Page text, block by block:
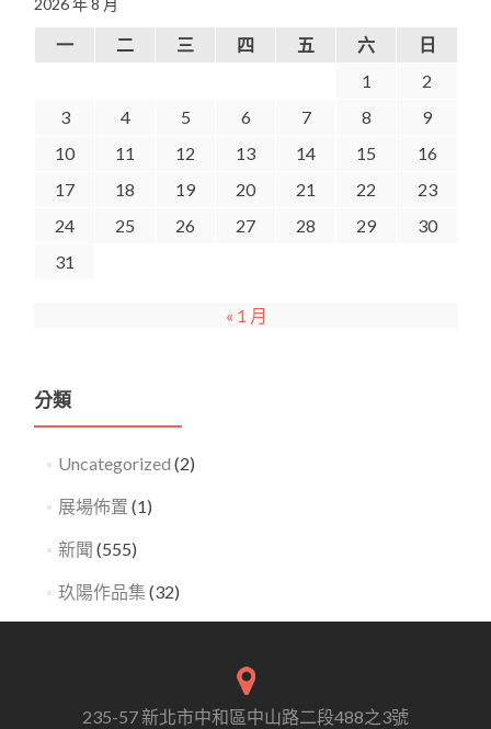
2026 年 8 月
一 二 三 四 五 六
日
1
2
3
4 5 6 7 8
9
10
11 12 13 14 15
16
17
18 19 20 21 22
23
24
25 26 27 28 29
30
31
« 1 月
分類
Uncategorized (2)
展場佈置 (1)
新聞 (555)
玖陽作品集 (32)
235-57 新北市中和區中山路二段488之3號